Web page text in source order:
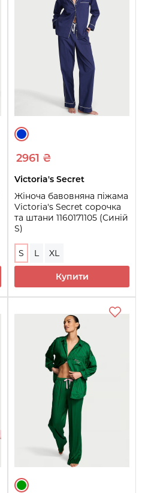
2961 ₴
Victoria's Secret
Жіноча бавовняна піжама
Victoria's Secret сорочка
та штани 1160171105 (Синій
S)
S L XL
Купити